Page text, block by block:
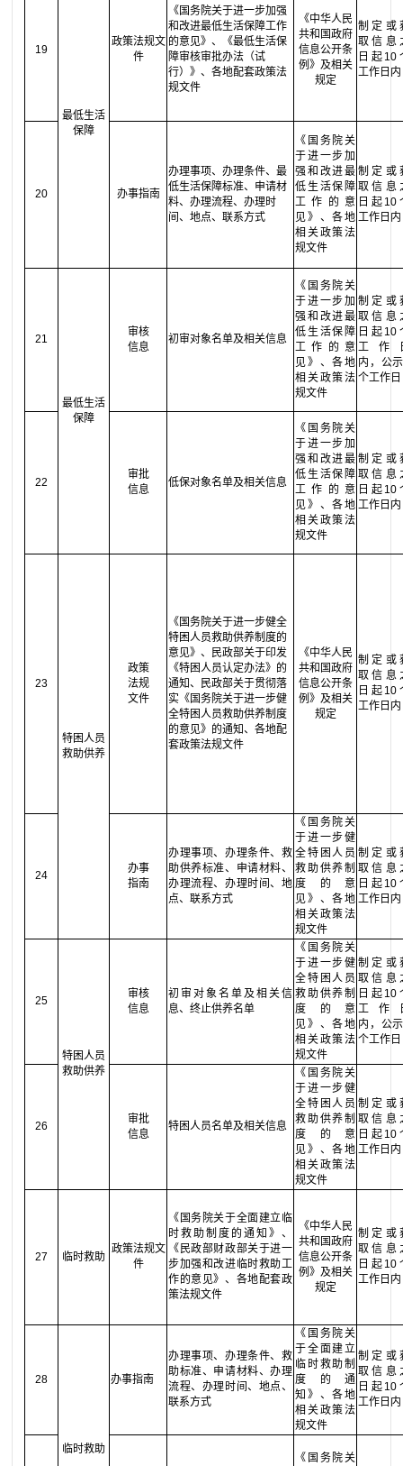
19
最低生活
保障
政策法规文
件
《国务院关于进一步加强
和改进最低生活保障工作
的意见》、《最低生活保
障审核审批办法（试
行）》、各地配套政策法
规文件
《中华人民
共和国政府
信息公开条
例》 及相关
规定
制定或
取信息
日起10
工作日内
20 办事指南
办理事项、办理条件、最
低生活保障标准、申请材
料、办理流程、办理时
间、地点、联系方式
《国务院关
于进一步加
强和改进最
低生活保障
工作的意
见》、各地
相关政策法
规文件
制定或
取信息
日起10
工作日内
21
最低生活
保障
审核
信息
初审对象名单及相关信息
《国务院关
于进一步加
强和改进最
低生活保障
工作的意
见》、各地
相关政策法
规文件
制定或
取信息
日起10
工作
内，公
个工作日
22
审批
信息
低保对象名单及相关信息
《国务院关
于进一步加
强和改进最
低生活保障
工作的意
见》、各地
相关政策法
规文件
制定或
取信息
日起10
工作日内
23
特困人员
救助供养
政策
法规
文件
《国务院关于进一步健全
特困人员救助供养制度的
意见》、民政部关于印发
《特困人员认定办法》的
通知、民政部关于贯彻落
实《国务院关于进一步健
全特困人员救助供养制度
的意见》的通知、各地配
套政策法规文件
《中华人民
共和国政府
信息公开条
例》 及相关
规定
制定或
取信息
日起10
工作日内
24
办事
指南
办理事项、办理条件、救
助供养标准、申请材料、
办理流程、办理时间、地
点、联系方式
《国务院关
于进一步健
全特困人员
救助供养制
度的意
见》、各地
相关政策法
规文件
制定或
取信息
日起10
工作日内
25
特困人员
救助供养
审核
信息
初审对象名单及相关信
息、终止供养名单
《国务院关
于进一步健
全特困人员
救助供养制
度的意
见》、各地
相关政策法
规文件
制定或
取信息
日起10
工作
内，公
个工作日
26
审批
信息
特困人员名单及相关信息
《国务院关
于进一步健
全特困人员
救助供养制
度的意
见》、各地
相关政策法
规文件
制定或
取信息
日起10
工作日内
27 临时救助
政策法规文
件
《国务院关于全面建立临
时救助制度的通知》、
《民政部财政部关于进一
步加强和改进临时救助工
作的意见》、各地配套政
策法规文件
《中华人民
共和国政府
信息公开条
例》 及相关
规定
制定或
取信息
日起10
工作日内
28
临时救助
办事指南
办理事项、办理条件、救
助标准、申请材料、办理
流程、办理时间、地点、
联系方式
《国务院关
于全面建立
临时救助制
度的通
知》、各地
相关政策法
规文件
制定或
取信息
日起10
工作日内
《国务院关